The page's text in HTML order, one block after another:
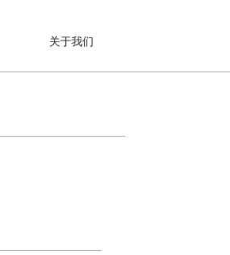
关于我们